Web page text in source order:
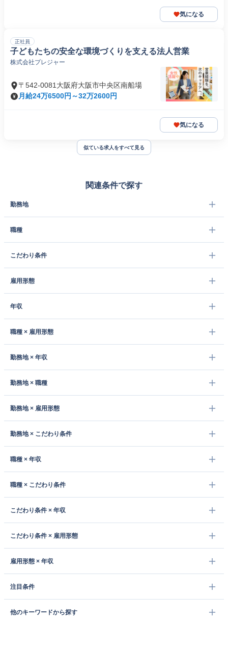
気になる
正社員
子どもたちの安全な環境づくりを支える法人営業
株式会社プレジャー
〒542-0081大阪府大阪市中央区南船場
月給24万6500円～32万2600円
気になる
似ている求人をすべて見る
関連条件で探す
勤務地
職種
こだわり条件
雇用形態
年収
職種 × 雇用形態
勤務地 × 年収
勤務地 × 職種
勤務地 × 雇用形態
勤務地 × こだわり条件
職種 × 年収
職種 × こだわり条件
こだわり条件 × 年収
こだわり条件 × 雇用形態
雇用形態 × 年収
注目条件
他のキーワードから探す